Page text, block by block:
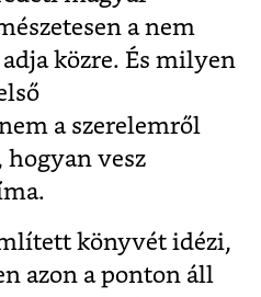
a nem
közre. És milyen
a szerelemről
hogyan vesz
könyvét idézi,
azon a ponton áll